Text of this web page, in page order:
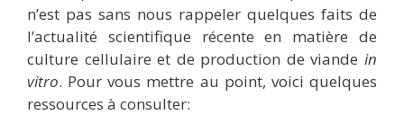
n’est pas sans nous rappeler quelques faits de
l’actualité scientifique récente en matière de
culture cellulaire et de production de viande in
vitro. Pour vous mettre au point, voici quelques
ressources à consulter: